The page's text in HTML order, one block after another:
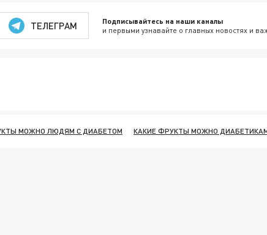
ТЕЛЕГРАМ Подписывайтесь на наши каналы
и первыми узнавайте о главных новостях и
МОЖНО ЛЮДЯМ С ДИАБЕТОМ КАКИЕ ФРУКТЫ МОЖНО